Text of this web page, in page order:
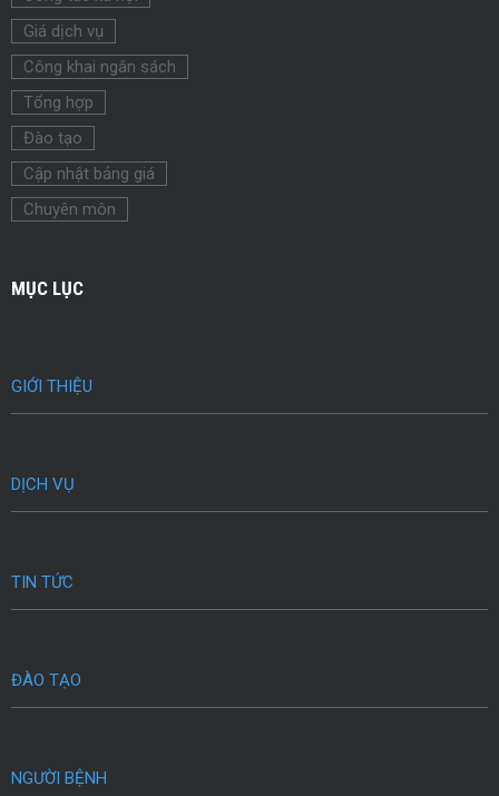
Giá dịch vụ
Công khai ngân sách
Tổng hợp
Đào tạo
Cập nhật bảng giá
Chuyên môn
MỤC LỤC
GIỚI THIỆU
DỊCH VỤ
TIN TỨC
ĐÀO TẠO
NGƯỜI BỆNH